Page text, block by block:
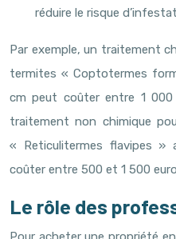
réduire le risque
Par exemple, un traitement
termites « Coptotermes
cm peut coûter entre 1
traitement non chimique
« Reticulitermes flavipes »
coûter entre 500 et 1 500
Le rôle des